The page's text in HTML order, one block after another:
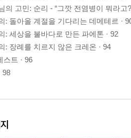
의 고민: 순리 - “그깟 전염병이 뭐라고
: 돌아올 계절을 기다리는 데메테르 ·
: 세상을 불바다로 만든 파에톤 · 92
: 장례를 치르지 않은 크레온 · 94
스트 · 96
98